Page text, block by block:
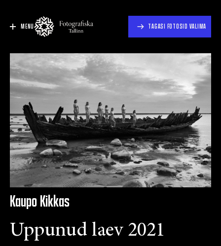
MENU TAGASI FOTOSID VALIMA
Kaupo Kikkas
Uppunud laev 2021